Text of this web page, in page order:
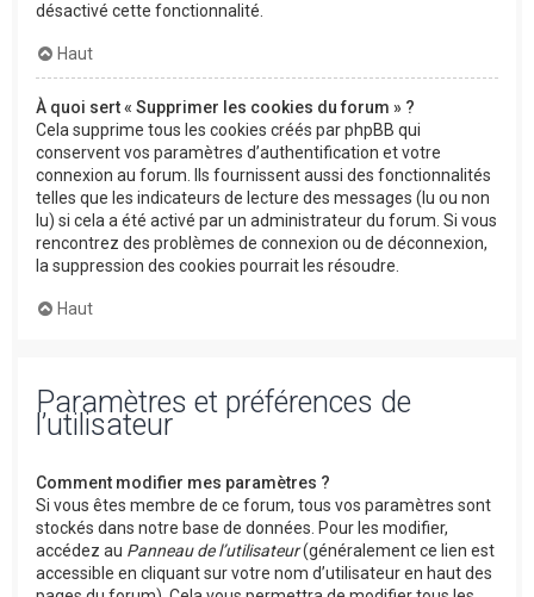
désactivé cette fonctionnalité.
Haut
À quoi sert « Supprimer les cookies du forum » ?
Cela supprime tous les cookies créés par phpBB qui
conservent vos paramètres d’authentification et votre
connexion au forum. Ils fournissent aussi des fonctionnalités
telles que les indicateurs de lecture des messages (lu ou non
lu) si cela a été activé par un administrateur du forum. Si vous
rencontrez des problèmes de connexion ou de déconnexion,
la suppression des cookies pourrait les résoudre.
Haut
Paramètres et préférences de
l’utilisateur
Comment modifier mes paramètres ?
Si vous êtes membre de ce forum, tous vos paramètres sont
stockés dans notre base de données. Pour les modifier,
accédez au Panneau de l’utilisateur(généralement ce lien est
accessible en cliquant sur votre nom d’utilisateur en haut des